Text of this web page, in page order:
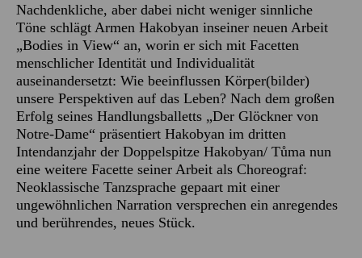
Nachdenkliche, aber dabei nicht weniger sinnliche
Töne schlägt Armen Hakobyan inseiner neuen Arbeit
„Bodies in View“ an, worin er sich mit Facetten
menschlicher Identität und Individualität
auseinandersetzt: Wie beeinflussen Körper(bilder)
unsere Perspektiven auf das Leben? Nach dem großen
Erfolg seines Handlungsballetts „Der Glöckner von
Notre-Dame“ präsentiert Hakobyan im dritten
Intendanzjahr der Doppelspitze Hakobyan/ Tůma nun
eine weitere Facette seiner Arbeit als Choreograf:
Neoklassische Tanzsprache gepaart mit einer
ungewöhnlichen Narration versprechen ein anregendes
und berührendes, neues Stück.